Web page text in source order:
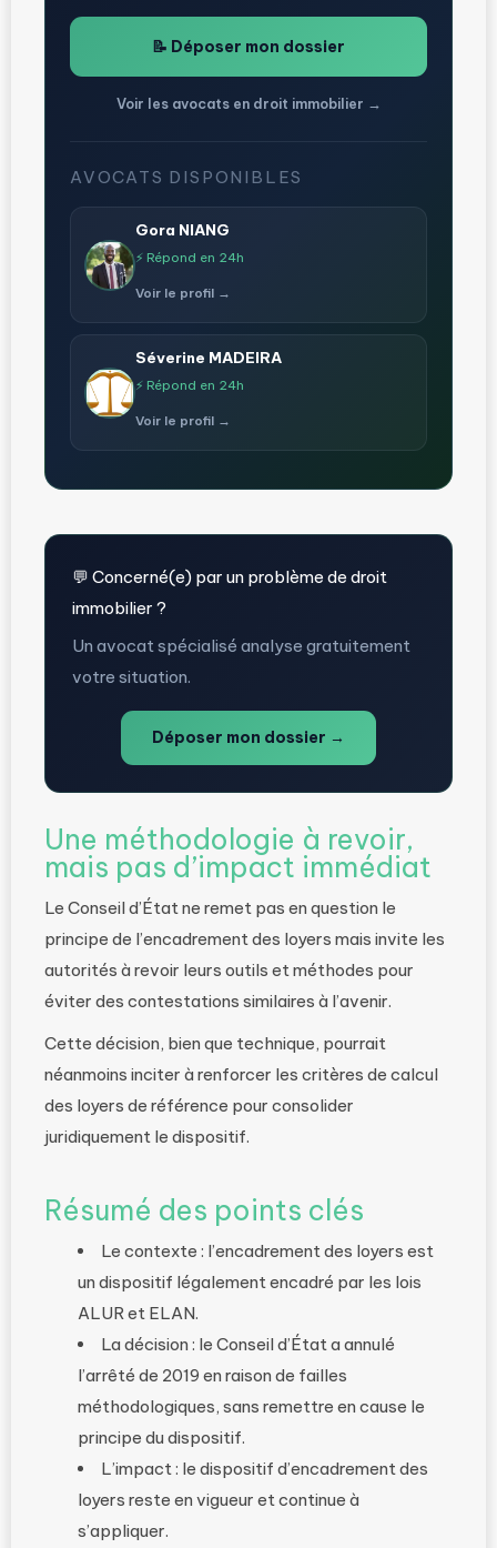
📝 Déposer mon dossier
Voir les avocats en droit immobilier →
AVOCATS DISPONIBLES
Gora NIANG
⚡ Répond en 24h
Voir le profil →
Séverine MADEIRA
⚡ Répond en 24h
Voir le profil →
💬 Concerné(e) par un problème de droit
immobilier ?
Un avocat spécialisé analyse gratuitement
votre situation.
Déposer mon dossier →
Une méthodologie à revoir,
mais pas d’impact immédiat
Le Conseil d’État ne remet pas en question le
principe de l’encadrement des loyers mais invite les
autorités à revoir leurs outils et méthodes pour
éviter des contestations similaires à l’avenir.
Cette décision, bien que technique, pourrait
néanmoins inciter à renforcer les critères de calcul
des loyers de référence pour consolider
juridiquement le dispositif.
Résumé des points clés
Le contexte : l’encadrement des loyers est
un dispositif légalement encadré par les lois
ALUR et ELAN.
La décision : le Conseil d’État a annulé
l’arrêté de 2019 en raison de failles
méthodologiques, sans remettre en cause le
principe du dispositif.
L’impact : le dispositif d’encadrement des
loyers reste en vigueur et continue à
s’appliquer.